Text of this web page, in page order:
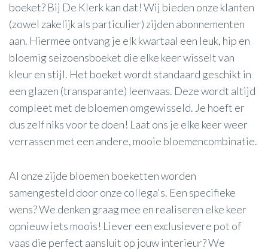
boeket? Bij De Klerk kan dat! Wij bieden onze klanten
(zowel zakelijk als particulier) zijden abonnementen
aan. Hiermee ontvang je elk kwartaal een leuk, hip en
bloemig seizoensboeket die elke keer wisselt van
kleur en stijl. Het boeket wordt standaard geschikt in
een glazen (transparante) leenvaas. Deze wordt altijd
compleet met de bloemen omgewisseld. Je hoeft er
dus zelf niks voor te doen! Laat ons je elke keer weer
verrassen met een andere, mooie bloemencombinatie.
Al onze zijde bloemen boeketten worden
samengesteld door onze collega's. Een specifieke
wens? We denken graag mee en realiseren elke keer
opnieuw iets moois! Liever een exclusievere pot of
vaas die perfect aansluit op jouw interieur? We